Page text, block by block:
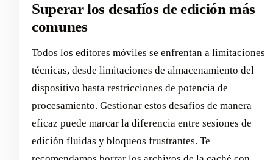
Superar los desafíos de edición más
comunes
Todos los editores móviles se enfrentan a limitaciones
técnicas, desde limitaciones de almacenamiento del
dispositivo hasta restricciones de potencia de
procesamiento. Gestionar estos desafíos de manera
eficaz puede marcar la diferencia entre sesiones de
edición fluidas y bloqueos frustrantes. Te